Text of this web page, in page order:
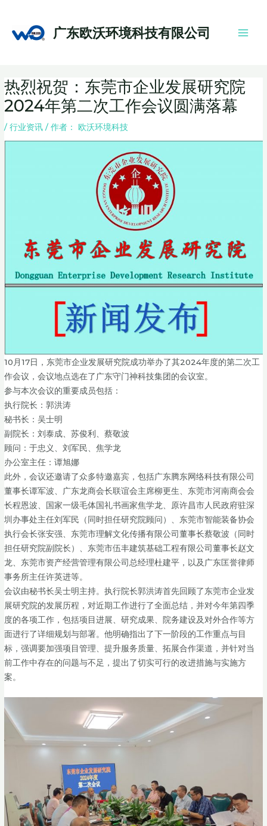
广东欧沃环境科技有限公司
热烈祝贺：东莞市企业发展研究院
2024年第二次工作会议圆满落幕
/行业资讯 / 作者： 欧沃环境科技
10月17日，东莞市企业发展研究院成功举办了其2024年度的第二次工
作会议，会议地点选在了广东守门神科技集团的会议室。
参与本次会议的重要成员包括：
执行院长：郭洪涛
秘书长：吴士明
副院长：刘泰成、苏俊利、蔡敬波
顾问：于忠义、刘军民、焦学龙
办公室主任：谭旭娜
此外，会议还邀请了众多特邀嘉宾，包括广东腾东网络科技有限公司
董事长谭军波、广东龙商会长联谊会主席柳更生、东莞市河南商会会
长程恩波、国家一级毛体国礼书画家焦学龙、原许昌市人民政府驻深
圳办事处主任刘军民（同时担任研究院顾问）、东莞市智能装备协会
执行会长张安强、东莞市理解文化传播有限公司董事长蔡敬波（同时
担任研究院副院长）、东莞市伍丰建筑基础工程有限公司董事长赵文
龙、东莞市资产经营管理有限公司总经理杜建平，以及广东匡誉律师
事务所主任许英进等。
会议由秘书长吴士明主持。执行院长郭洪涛首先回顾了东莞市企业发
展研究院的发展历程，对近期工作进行了全面总结，并对今年第四季
度的各项工作，包括项目进展、研究成果、院务建设及对外合作等方
面进行了详细规划与部署。他明确指出了下一阶段的工作重点与目
标，强调要加强项目管理、提升服务质量、拓展合作渠道，并针对当
前工作中存在的问题与不足，提出了切实可行的改进措施与实施方
案。
navigation